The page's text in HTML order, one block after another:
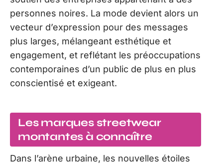
personnes noires. La mode devient alors un
vecteur d’expression pour des messages
plus larges, mélangeant esthétique et
engagement, et reflétant les préoccupations
contemporaines d’un public de plus en plus
conscientisé et exigeant.
Les marques streetwear
montantes à connaître
Dans l’arène urbaine, les nouvelles étoiles